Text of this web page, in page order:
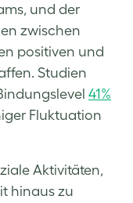
und der
zwischen
positiven und
Studien
41%
Fluktuation
Aktivitäten,
hinaus zu